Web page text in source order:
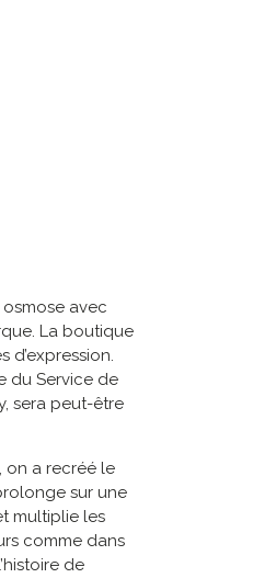
avec
La boutique
d’expression.
du Service de
sera peut-être
on a recréé le
sur une
multiplie les
comme dans
de